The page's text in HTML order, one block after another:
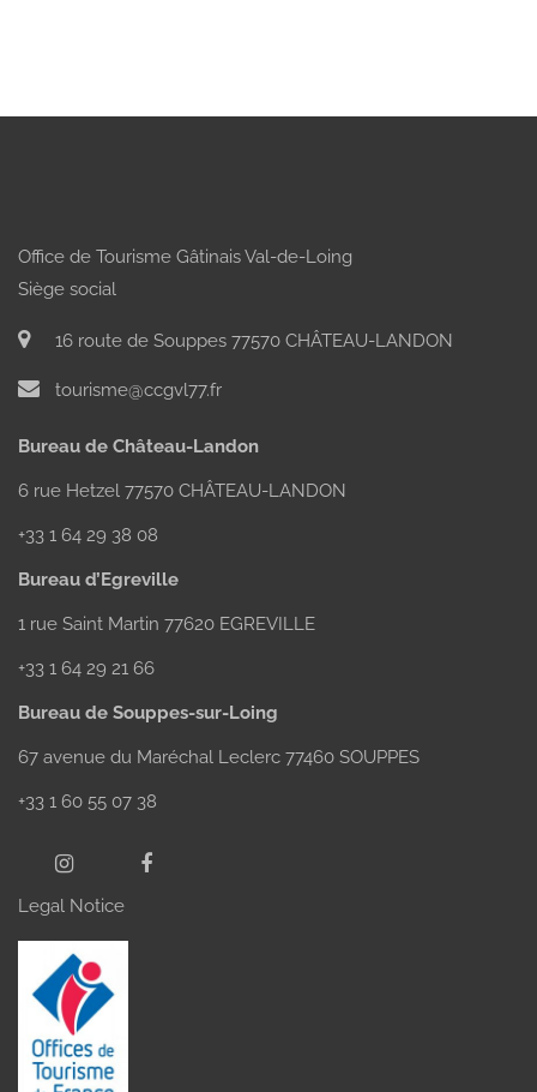
Office de Tourisme Gâtinais Val-de-Loing
Siège social
16 route de Souppes 77570 CHÂTEAU-LANDON
tourisme@ccgvl77.fr
Bureau de Château-Landon
6 rue Hetzel 77570 CHÂTEAU-LANDON
+33 1 64 29 38 08
Bureau d’Egreville
1 rue Saint Martin 77620 EGREVILLE
+33 1 64 29 21 66
Bureau de Souppes-sur-Loing
67 avenue du Maréchal Leclerc 77460 SOUPPES
+33 1 60 55 07 38
Legal Notice